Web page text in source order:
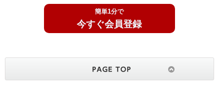
簡単1分で
今すぐ会員登録